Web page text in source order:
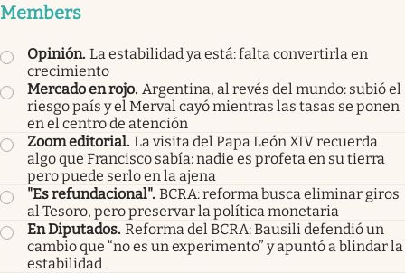
Members
Opinión. La estabilidad ya está: falta convertirla en
crecimiento
Mercado en rojo. Argentina, al revés del mundo: subió el
riesgo país y el Merval cayó mientras las tasas se ponen
en el centro de atención
Zoom editorial. La visita del Papa León XIV recuerda
algo que Francisco sabía: nadie es profeta en su tierra
pero puede serlo en la ajena
"Es refundacional". BCRA: reforma busca eliminar giros
al Tesoro, pero preservar la política monetaria
En Diputados. Reforma del BCRA: Bausili defendió un
cambio que “no es un experimento” y apuntó a blindar la
estabilidad